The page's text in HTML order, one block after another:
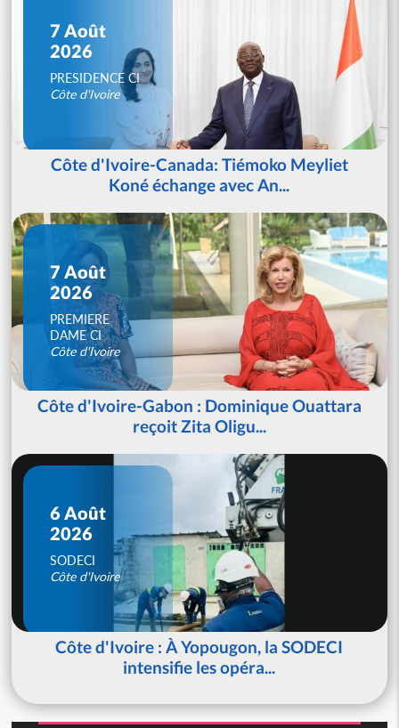
7 Août
2026
PRESIDENCE CI
Côte d'Ivoire
Côte d'Ivoire-Canada: Tiémoko Meyliet
Koné échange avec An...
7 Août
2026
PREMIERE
DAME CI
Côte d'Ivoire
Côte d'Ivoire-Gabon : Dominique Ouattara
reçoit Zita Oligu...
6 Août
2026
SODECI
Côte d'Ivoire
Côte d'Ivoire : À Yopougon, la SODECI
intensifie les opéra...